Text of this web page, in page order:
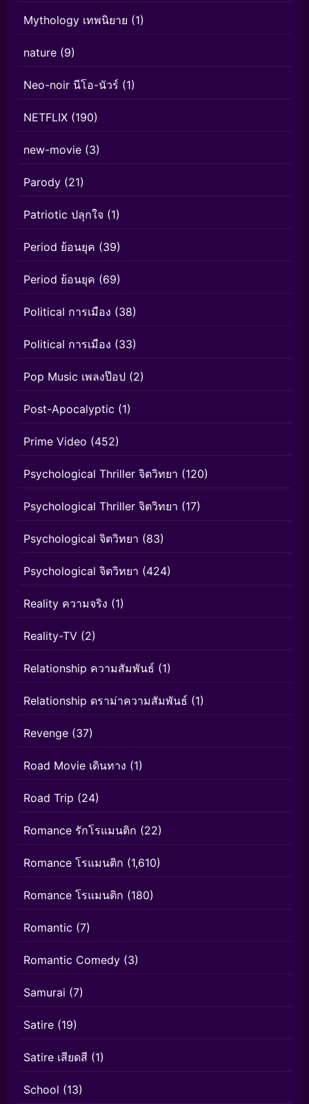
Mythology เทพนิยาย (1)
nature (9)
Neo-noir นีโอ-นัวร์ (1)
NETFLIX (190)
new-movie (3)
Parody (21)
Patriotic ปลุกใจ (1)
Period ย้อนยุค (39)
Period ย้อนยุค (69)
Political การเมือง (38)
Political การเมือง (33)
Pop Music เพลงป๊อป (2)
Post-Apocalyptic (1)
Prime Video (452)
Psychological Thriller จิตวิทยา (120)
Psychological Thriller จิตวิทยา (17)
Psychological จิตวิทยา (83)
Psychological จิตวิทยา (424)
Reality ความจริง (1)
Reality-TV (2)
Relationship ความสัมพันธ์ (1)
Relationship ดราม่าความสัมพันธ์ (1)
Revenge (37)
Road Movie เดินทาง (1)
Road Trip (24)
Romance รักโรแมนติก (22)
Romance โรแมนติก (1,610)
Romance โรแมนติก (180)
Romantic (7)
Romantic Comedy (3)
Samurai (7)
Satire (19)
Satire เสียดสี (1)
School (13)